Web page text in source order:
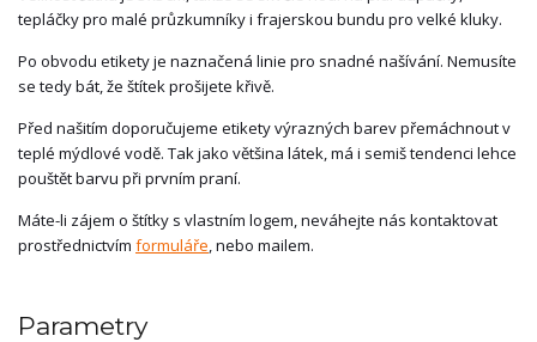
tepláčky pro malé průzkumníky i frajerskou bundu pro velké kluky.
Po obvodu etikety je naznačená linie pro snadné našívání. Nemusíte
se tedy bát, že štítek prošijete křivě.
Před našitím doporučujeme etikety výrazných barev přemáchnout v
teplé mýdlové vodě. Tak jako většina látek, má i semiš tendenci lehce
pouštět barvu při prvním praní.
Máte-li zájem o štítky s vlastním logem, neváhejte nás kontaktovat
prostřednictvím formuláře, nebo mailem.
Parametry